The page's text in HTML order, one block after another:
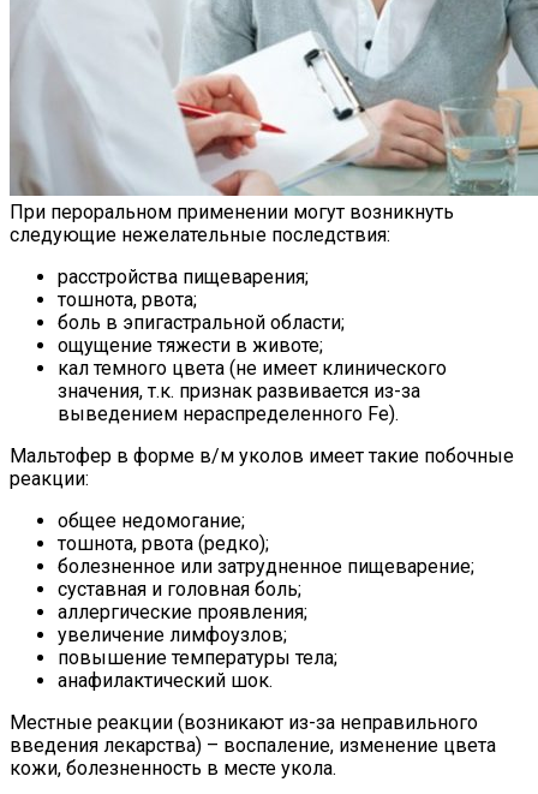
При пероральном применении могут возникнуть
следующие нежелательные последствия:
расстройства пищеварения;
тошнота, рвота;
боль в эпигастральной области;
ощущение тяжести в животе;
кал темного цвета (не имеет клинического
значения, т.к. признак развивается из-за
выведением нераспределенного Fe).
Мальтофер в форме в/м уколов имеет такие побочные
реакции:
общее недомогание;
тошнота, рвота (редко);
болезненное или затрудненное пищеварение;
суставная и головная боль;
аллергические проявления;
увеличение лимфоузлов;
повышение температуры тела;
анафилактический шок.
Местные реакции (возникают из-за неправильного
введения лекарства) – воспаление, изменение цвета
кожи, болезненность в месте укола.